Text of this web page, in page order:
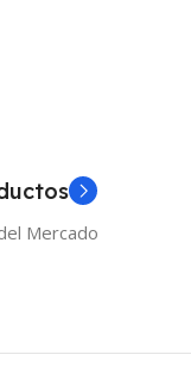
Mercado